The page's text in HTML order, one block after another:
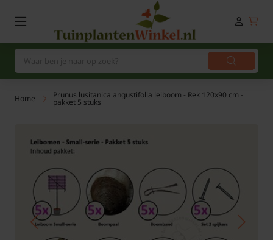
Home Prunus lusitanica angustifolia leiboom - Rek 120x90 cm -
pakket 5 stuks